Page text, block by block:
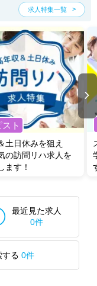
求人特集一覧
ト
土日休みを狙え
の訪問リハ求人を
ます！
最近見た求人
0件
する 0件